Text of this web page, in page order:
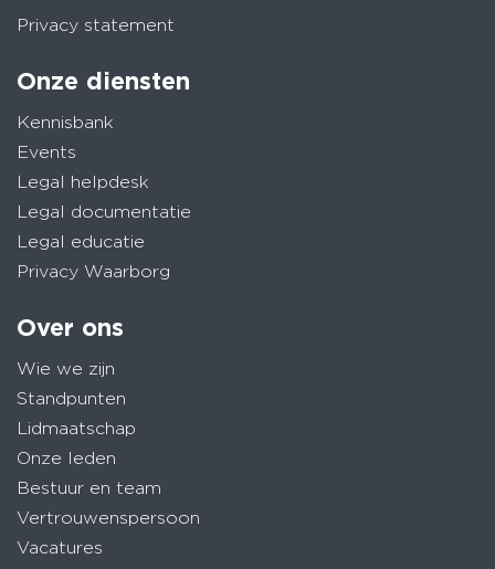
Privacy statement
Onze diensten
Kennisbank
Events
Legal helpdesk
Legal documentatie
Legal educatie
Privacy Waarborg
Over ons
Wie we zijn
Standpunten
Lidmaatschap
Onze leden
Bestuur en team
Vertrouwenspersoon
Vacatures